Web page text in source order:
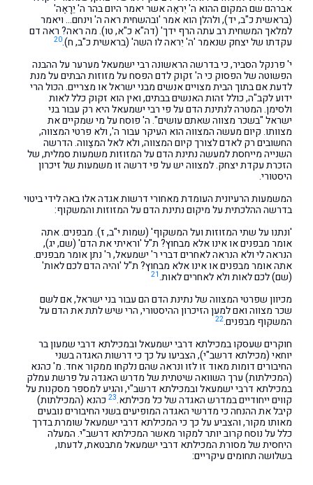
אברהם שם המקום ההוא ה' יִראֶה אשר יאמר היום בהר ה' יֵרָאֶה'
(בראשית כ"ב, יד), ולהלן הוא אמר 'ובהשחית ראה ה' וינחם… ויאמר
למלאך המשחית רב עתה הרף ידך' (דה"א כ"א, טו). מה ראה? ראה דם
עקדתו של יצחק שנאמר 'ה' יִראה לו השה' (בראשית כ"ב, ח).20
י' פרנקל הסביר, כי בדרשה הראשונה רבי ישמעאל מערער על ההבנה
הפשוטה של הפסוק כי ה' זקוק לדם הפסח על מזוזות הבתים על מנת
לדעת אם בתוך הבית מצויים אנשים מבני ישראל או מצריים. הכול הרי
ידוע לקב"ה, כולל זהות האנשים בבתים, ואין הוא זקוק כלל לאות
ולסימן. המטרה לנתינת הדם על פי רבי ישמעאל היא רק עבור בני
ישראל "בשכר מצווה שאתם עושים". ה' פוסח על מי שמקיים את
מצוותו. קיום מעשה המצווה הוא העיקר עבור ה', ולא פרטי המצווה,
החשובים רק לאדם לצורך קיום המצווה, ולא לאל המצַווה. הדרשה
השנייה מייחסת למעשה נתינת הדם על המזוזות משמעות סמלית, של
הזכרת עקדת יצחק. למצווה יש על פי דרשה זו משמעות של זיכרון
היסטורי.
המשמעות הרעיונית העומדת מאחורי דרשות אגדה אלו באה לידי ביטוי
בדרשה ההלכתית על מיקום נתינת הדם על המזוזות והמשקוף:
'ונתנו על שתי המזוזות ועל המשקוף' (שמות י"ב, ז). מבפנים. אתה
אומר מבפנים או אינו אלא מבחוץ? ת"ל 'וראיתי את הדם' (שם, יג),
הנראה לי ולא הנראה לאחרים דברי ר' ישמעאל, ר' נתן אומר מבפנים.
אתה אומר מבפנים או אינו אלא מבחוץ? ת"ל 'והיה הדם לכם לאות'
(שם) לכם לאות ולא לאחרים לאות.21
מכיוון שפרטי המצווה של נתינת הדם הם עבור בני ישראל, אם לשם
שכר מצווה ואם למען הזיכרון ההיסטורי, הרי שיש לתת את הדם על
המשקוף מבפנים.22
חוקרים שעסקו במכילתא דרבי ישמעאל ובמכילתא דרבי שמעון בר
יוחאי (מכילתא דרשב"י), הצביעו על כך כי דרשות האגדה בשני
החיבורים דומות מאוד זו לזו ונראה שהם נלקחו ממקור אחד. מ' כהנא
(המכילתות) ערך השוואה שיטתית של מדרש האגדה על פרשת עמלק
במכילתא דרבי ישמעאל ובמכילתא דרשב"י, והגיע למספר מסקנות על
קווים ייחודיים במדרש האגדה של כל מכילתא.23 כהנא (המכילתות)
קיבל את ההנחה כי מדרשי האגדה המופיעים בשני החיבורים נובעים
מאותו מקור, והצביע על כך כי המכילתא דרבי ישמעאל שומרת בדרך
כלל על נוסח קרוב יותר למקור מאשר המכילתא דרשב"י. המעלה
היחסית של מסורת המכילתא דרבי ישמעאל מתבטאת, לדעתו,
בשלושה תחומים עיקריים: